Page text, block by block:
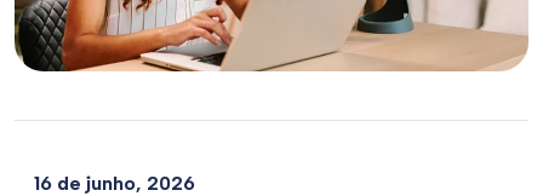
16 de junho, 2026